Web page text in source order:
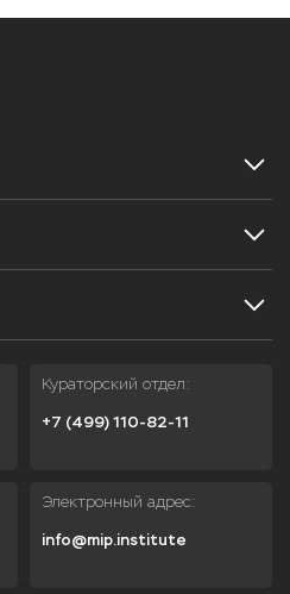
Кураторский отдел:
+7 (499) 110-82-11
Электронный адрес:
info@mip.institute